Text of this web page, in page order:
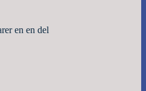
en en del